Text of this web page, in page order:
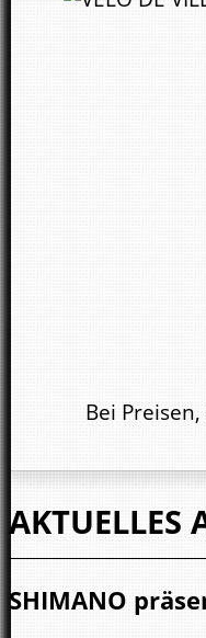
Bei
AKTUELLES
SHIMANO